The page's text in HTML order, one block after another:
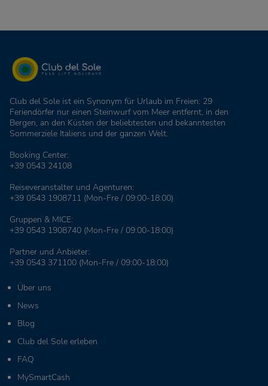
Club del Sole ist ein Synonym für Urlaub im Freien: 29
Feriendörfer nur einen Steinwurf vom Meer entfernt, in den
Bergen, an den Küsten der beliebtesten und bekanntesten
Sommerziele Italiens und der ganzen Welt.
Booking Center:
+39 0543 24108
Reiseveranstalter und Agenturen:
+39 0543 1908711 (Mon-Fre / 09:00-18:00)
Gruppen & MICE:
+39 0543 1908740 (Mon-Fre / 09:00-18:00)
Partner und Anbieter:
+39 0543 371100 (Mon-Fre / 09:00-18:00)
Über uns
News
Blog
Club del Sole erleben
FAQ
MySmartCash